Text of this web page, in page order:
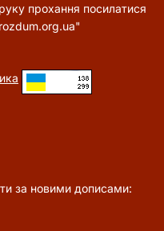
прохання посилатися
за новими дописами: